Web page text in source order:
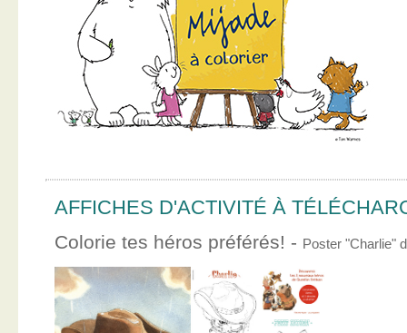
AFFICHES D'ACTIVITÉ À
Colorie tes héros préférés! - Poster "Charlie"